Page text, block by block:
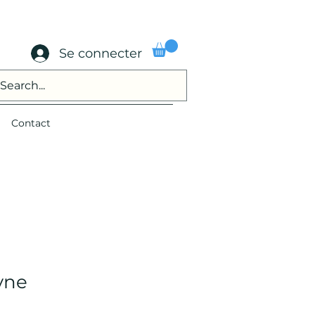
Se connecter
Contact